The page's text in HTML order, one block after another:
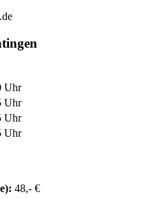
Uhr
Uhr
Uhr
Uhr
48,- €